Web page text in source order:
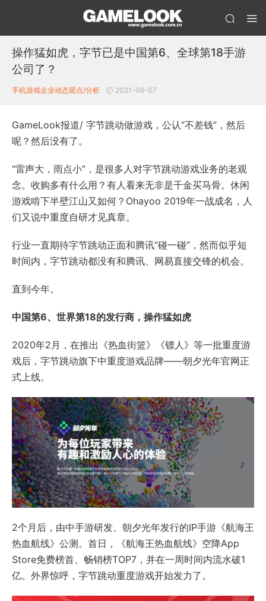
操作猛如虎，字节已是中国第6、全球第18手游
公司了？
手机游戏企业动态观点/分析 2021-06-07
GameLook报道/ 字节跳动做游戏，公认“不差钱”，然后
呢？然后没有了。
“雷声大，雨点小”，是很多人对字节跳动游戏业务的老观
念。收购多有什么用？有人看来无非是千金买马骨。休闲
游戏啃下半壁江山又如何？Ohayoo 2019年一战成名，人
们又说中重度自研才见真章。
行业一直期待字节跳动正面和腾讯“碰一碰”，然而似乎短
时间内，字节跳动都没有和腾讯、网易直接交锋的机会。
直到今年。
中国第6、世界第18的发行商，操作猛如虎
2020年2月，在推出《热血街篮》《镖人》等一批重度游
戏后，字节跳动旗下中重度游戏品牌——朝夕光年官网正
式上线。
2个月后，由中手游研发、朝夕光年发行的IP手游《航海王
热血航线》公测。首日，《航海王热血航线》空降App
Store免费榜首、畅销榜TOP7，并在一周时间内流水破1
亿。外界惊呼，字节跳动重度游戏开始发力了。